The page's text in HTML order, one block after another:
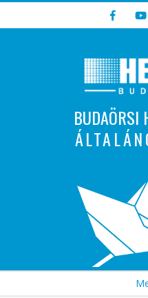
to
BUDAÖRSI
Indulunk!